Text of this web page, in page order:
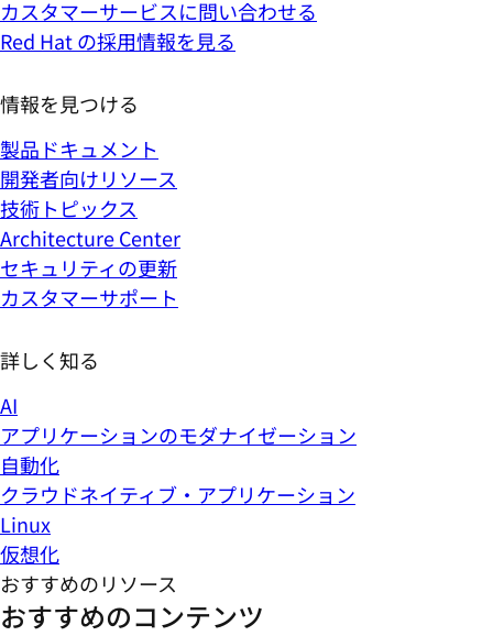
カスタマーサービスに問い合わせる
Red Hat の採用情報を見る
情報を見つける
製品ドキュメント
開発者向けリソース
技術トピックス
Architecture Center
セキュリティの更新
カスタマーサポート
詳しく知る
AI
アプリケーションのモダナイゼーション
自動化
クラウドネイティブ・アプリケーション
Linux
仮想化
おすすめのリソース
おすすめのコンテンツ